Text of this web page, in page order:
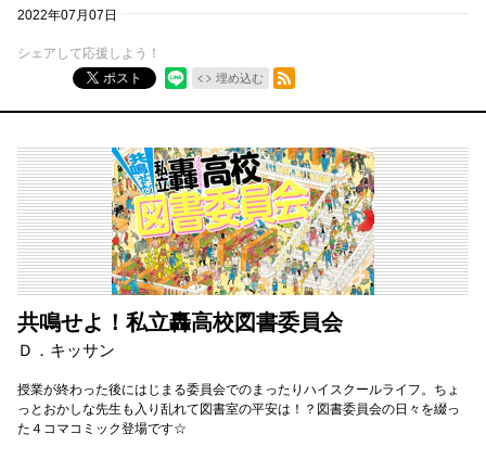
2022年07月07日
シェアして応援しよう！
ポスト
埋め込む
RSSフィード
共鳴せよ！私立轟高校図書委員会
Ｄ．キッサン
授業が終わった後にはじまる委員会でのまったりハイスクールライフ。ちょ
っとおかしな先生も入り乱れて図書室の平安は！？図書委員会の日々を綴っ
た４コマコミック登場です☆